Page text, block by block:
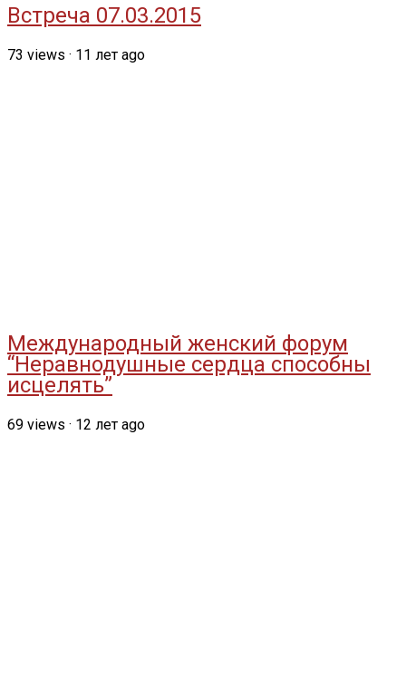
Встреча 07.03.2015
73 views · 11 лет ago
Международный женский форум
“Неравнодушные сердца способны
исцелять”
69 views · 12 лет ago